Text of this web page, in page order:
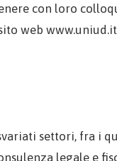
con loro
web
settori, fra i
legale e